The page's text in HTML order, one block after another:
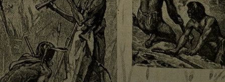
Un grupo de
soldados aliados
liderados por